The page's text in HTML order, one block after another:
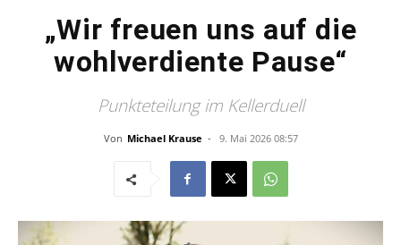
„Wir freuen uns auf die
wohlverdiente Pause“
Punkteteilung im Kellerduell
Von Michael Krause - 9. Mai 2026 08:57